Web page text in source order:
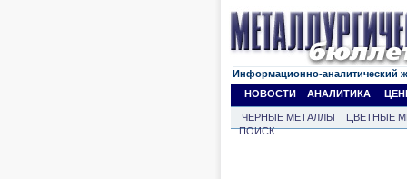
Информационно-аналитический
НОВОСТИ
АНАЛИТИКА
ЧЕРНЫЕ МЕТАЛЛЫ ЦВЕТНЫЕ
ПОИСК